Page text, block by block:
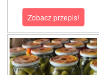
Zobacz przepis!